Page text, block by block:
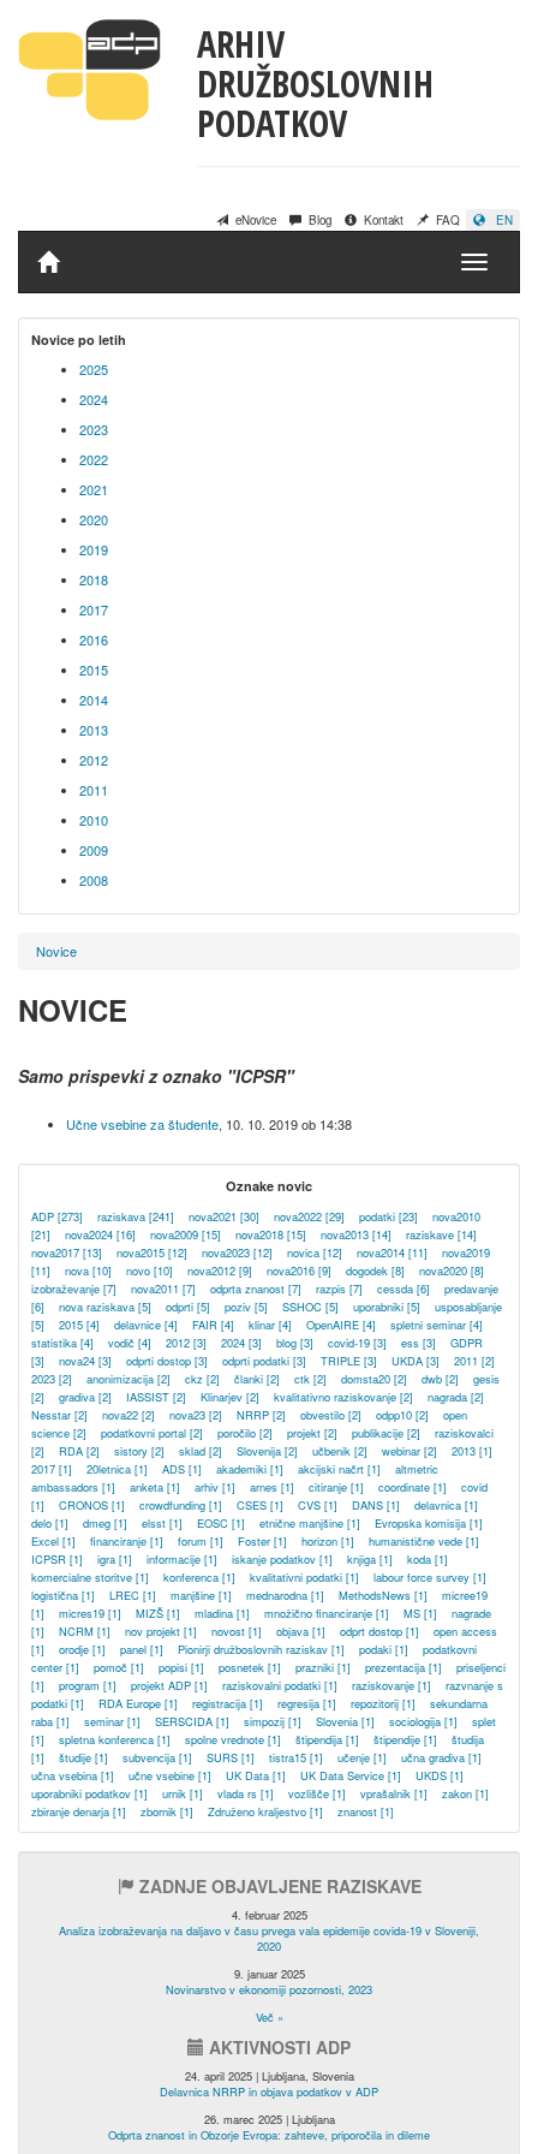
ARHIV
DRUŽBOSLOVNIH
PODATKOV
eNovice Blog Kontakt FAQ EN
Domov
Novice po letih
2025
2024
2023
2022
2021
2020
2019
2018
2017
2016
2015
2014
2013
2012
2011
2010
2009
2008
Novice
NOVICE
Samo prispevki z oznako "ICPSR"
Učne vsebine za študente, 10. 10. 2019 ob 14:38
Oznake novic
ADP [273] raziskava [241] nova2021 [30] nova2022 [29] podatki [23]
nova2010
[21]
nova2024 [16] nova2009 [15] nova2018 [15] nova2013 [14] raziskave [14]
nova2017 [13] nova2015 [12] nova2023 [12] novica [12] nova2014 [11]
nova2019
[11]
nova [10] novo [10] nova2012 [9] nova2016 [9] dogodek [8] nova2020 [8]
izobraževanje [7] nova2011 [7] odprta znanost [7] razpis [7] cessda [6]
predavanje
[6]
nova raziskava [5] odprti [5] poziv [5] SSHOC [5] uporabniki [5]
usposabljanje
[5]
2015 [4] delavnice [4] FAIR [4] klinar [4] OpenAIRE [4] spletni seminar [4]
statistika [4] vodič [4] 2012 [3] 2024 [3] blog [3] covid-19 [3] ess [3]
GDPR
[3]
nova24 [3] odprti dostop [3] odprti podatki [3] TRIPLE [3] UKDA [3] 2011 [2]
2023 [2] anonimizacija [2] ckz [2] članki [2] ctk [2] domsta20 [2] dwb [2]
gesis
[2]
gradiva [2] IASSIST [2] Klinarjev [2] kvalitativno raziskovanje [2] nagrada [2]
Nesstar [2] nova22 [2] nova23 [2] NRRP [2] obvestilo [2] odpp10 [2]
open
science [2] podatkovni portal [2] poročilo [2] projekt [2] publikacije [2]
raziskovalci
[2]
RDA [2] sistory [2] sklad [2] Slovenija [2] učbenik [2] webinar [2] 2013 [1]
2017 [1] 20letnica [1] ADS [1] akademiki [1] akcijski načrt [1]
altmetric
ambassadors [1] anketa [1] arhiv [1] arnes [1] citiranje [1] coordinate [1]
covid
[1]
CRONOS [1] crowdfunding [1] CSES [1] CVS [1] DANS [1] delavnica [1]
delo [1] dmeg [1] elsst [1] EOSC [1] etnične manjšine [1] Evropska komisija [1]
Excel [1] financiranje [1] forum [1] Foster [1] horizon [1] humanistične vede [1]
ICPSR [1] igra [1] informacije [1] iskanje podatkov [1] knjiga [1] koda [1]
komercialne storitve [1] konferenca [1] kvalitativni podatki [1] labour force survey [1]
logistična [1] LREC [1] manjšine [1] mednarodna [1] MethodsNews [1]
micree19
[1]
micres19 [1] MIZŠ [1] mladina [1] množično financiranje [1] MS [1]
nagrade
[1]
NCRM [1] nov projekt [1] novost [1] objava [1] odprt dostop [1]
open access
[1]
orodje [1] panel [1] Pionirji družboslovnih raziskav [1] podaki [1]
podatkovni
center [1] pomoč [1] popisi [1] posnetek [1] prazniki [1] prezentacija [1]
priseljenci
[1]
program [1] projekt ADP [1] raziskovalni podatki [1] raziskovanje [1]
razvnanje s
podatki [1] RDA Europe [1] registracija [1] regresija [1] repozitorij [1]
sekundarna
raba [1] seminar [1] SERSCIDA [1] simpozij [1] Slovenia [1] sociologija [1]
splet
[1]
spletna konferenca [1] spolne vrednote [1] štipendija [1] štipendije [1]
študija
[1]
študije [1] subvencija [1] SURS [1] tistra15 [1] učenje [1] učna gradiva [1]
učna vsebina [1] učne vsebine [1] UK Data [1] UK Data Service [1] UKDS [1]
uporabniki podatkov [1] urnik [1] vlada rs [1] vozlišče [1] vprašalnik [1] zakon [1]
zbiranje denarja [1] zbornik [1] Združeno kraljestvo [1] znanost [1]
ZADNJE OBJAVLJENE RAZISKAVE
4. februar 2025
Analiza izobraževanja na daljavo v času prvega vala epidemije covida-19 v Sloveniji,
2020
9. januar 2025
Novinarstvo v ekonomiji pozornosti, 2023
Več »
AKTIVNOSTI ADP
24. april 2025 | Ljubljana, Slovenia
Delavnica NRRP in objava podatkov v ADP
26. marec 2025 | Ljubljana
Odprta znanost in Obzorje Evropa: zahteve, priporočila in dileme